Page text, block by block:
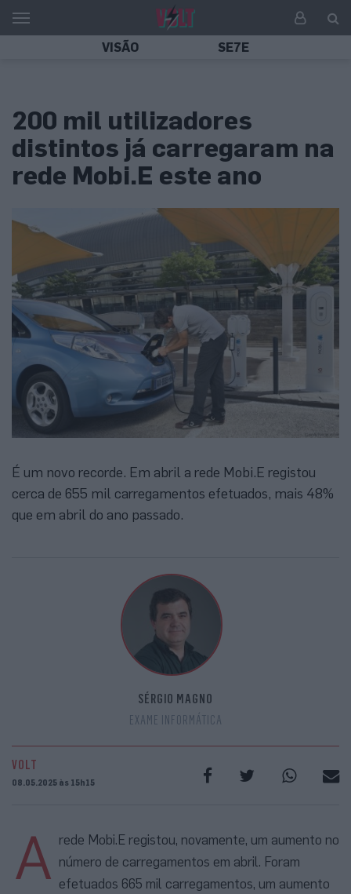
VISÃO SE7E
200 mil utilizadores
distintos já carregaram na
rede Mobi.E este ano
É um novo recorde. Em abril a rede Mobi.E registou
cerca de 655 mil carregamentos efetuados, mais 48%
que em abril do ano passado.
SÉRGIO MAGNO
EXAME INFORMÁTICA
VOLT
08.05.2025 às 15h15
A rede Mobi.E registou, novamente, um aumento no
número de carregamentos em abril. Foram
efetuados 665 mil carregamentos, um aumento